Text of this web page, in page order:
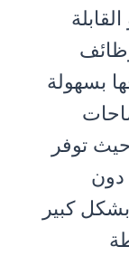
بسهولة
توفر
دون
كبير